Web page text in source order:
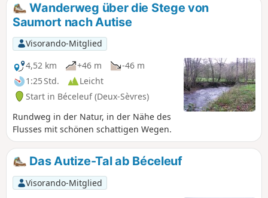
Wanderweg über die Stege von
Saumort nach Autise
Visorando-Mitglied
4,52 km
+46 m
-46 m
1:25 Std.
Leicht
Start in Béceleuf (Deux-Sèvres)
Rundweg in der Natur, in der Nähe des
Flusses mit schönen schattigen Wegen.
Das Autize-Tal ab Béceleuf
Visorando-Mitglied